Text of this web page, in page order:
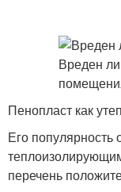
Пенопласт как
Его популярность
перечень